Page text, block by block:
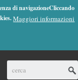
di navigazioneCliccando
Maggiori informazioni
(0)